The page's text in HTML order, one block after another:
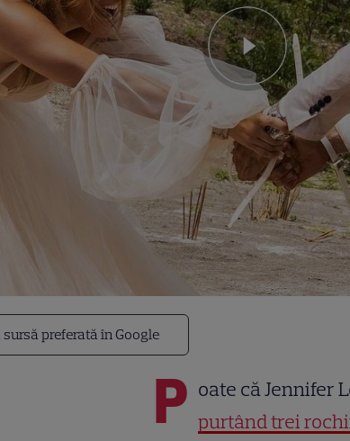
preferată în Google
P oate că Jennifer
purtând trei